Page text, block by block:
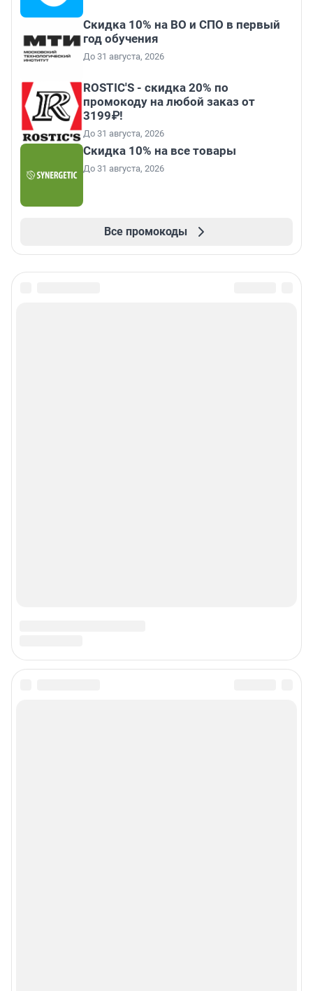
Скидка 10% на ВО и СПО в первый
год обучения
До 31 августа, 2026
ROSTIC'S - скидка 20% по
промокоду на любой заказ от
3199₽!
До 31 августа, 2026
Скидка 10% на все товары
До 31 августа, 2026
Все промокоды